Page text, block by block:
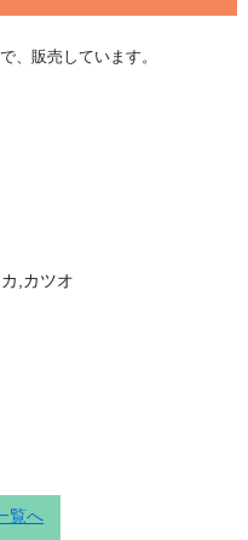
、販売しています。
,カツオ
覧へ